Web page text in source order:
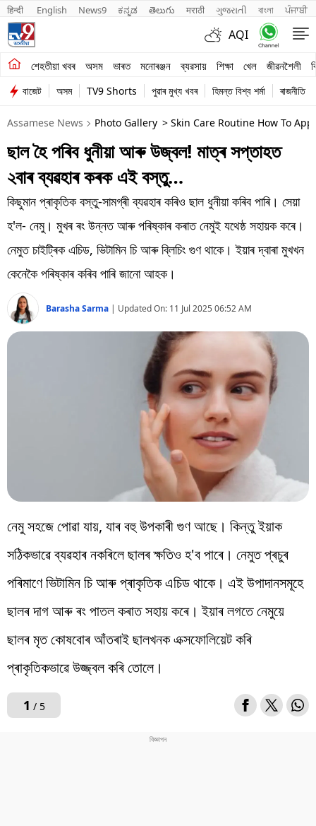
हिन्दी English News9 ಕನ್ನಡ తెలుగు मराठी ગુજરાતી বাংলা ਪੰਜਾਬੀ
AQI
শেহতীয়া খবৰ অসম ভাৰত মনোৰঞ্জন ব্যৱসায় শিক্ষা খেল জীৱনশৈলী
শেহতীয়া খবৰ
অসম
ভাৰত
মনোৰঞ্জন
ব্যৱসায়
শিক্ষা
খেল
জীৱনশৈলী
বিশ্ব
বাজেট অসম TV9 Shorts পুৱাৰ মুখ্য খবৰ হিমন্ত বিশ্ব শৰ্মা ৰাজনীতি
Assamese News Photo Gallery > Skin Care Routine How To
ছাল হৈ পৰিব ধুনীয়া আৰু উজ্বল! মাত্ৰ সপ্তাহত
২বাৰ ব্যৱহাৰ কৰক এই বস্তু…
কিছুমান প্ৰাকৃতিক বস্তু-সামগ্ৰী ব্যৱহাৰ কৰিও ছাল ধুনীয়া কৰিব পাৰি। সেয়া
হ'ল- নেমু। মুখৰ ৰং উন্নত আৰু পৰিষ্কাৰ কৰাত নেমুই যথেষ্ঠ সহায়ক কৰে।
নেমুত চাইট্ৰিক এচিড, ভিটামিন চি আৰু ব্লিচিং গুণ থাকে। ইয়াৰ দ্বাৰা মুখখন
কেনেকৈ পৰিষ্কাৰ কৰিব পাৰি জানো আহক।
Barasha Sarma | Updated On: 11 Jul 2025 06:52 AM
নেমু সহজে পোৱা যায়, যাৰ বহু উপকাৰী গুণ আছে। কিন্তু ইয়াক
সঠিকভাৱে ব্যৱহাৰ নকৰিলে ছালৰ ক্ষতিও হ'ব পাৰে। নেমুত প্ৰচুৰ
পৰিমাণে ভিটামিন চি আৰু প্ৰাকৃতিক এচিড থাকে। এই উপাদানসমূহে
ছালৰ দাগ আৰু ৰং পাতল কৰাত সহায় কৰে। ইয়াৰ লগতে নেমুয়ে
ছালৰ মৃত কোষবোৰ আঁতৰাই ছালখনক এক্সফোলিয়েট কৰি
প্ৰাকৃতিকভাৱে উজ্জ্বল কৰি তোলে।
1 / 5